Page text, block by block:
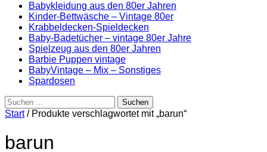
Babykleidung aus den 80er Jahren
Kinder-Bettwäsche – Vintage 80er
Krabbeldecken-Spieldecken
Baby-Badetücher – vintage 80er Jahre
Spielzeug aus den 80er Jahren
Barbie Puppen vintage
BabyVintage – Mix – Sonstiges
Spardosen
Suchen
nach:
Start/ Produkte verschlagwortet mit „barun“
barun